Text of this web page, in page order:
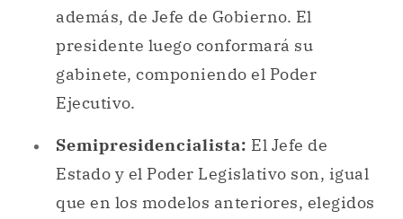
además, de Jefe de Gobierno. El
presidente luego conformará su
gabinete, componiendo el Poder
Ejecutivo.
Semipresidencialista: El Jefe de
Estado y el Poder Legislativo son, igual
que en los modelos anteriores, elegidos